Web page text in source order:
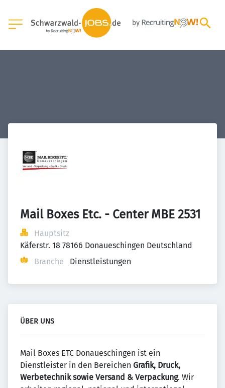
Mail Boxes Etc. - Center MBE 2531
Hauptsitz
Käferstr. 18 78166 Donaueschingen Deutschland
Branche
Dienstleistungen
ÜBER UNS
Mail Boxes ETC Donaueschingen ist ein
Dienstleister in den Bereichen Grafik, Druck,
Werbetechnik sowie Versand & Verpackung. Wir